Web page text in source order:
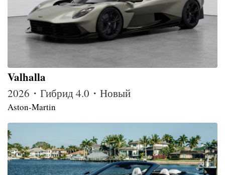
Valhalla
2026・Гибрид 4.0・Новый
Aston-Martin